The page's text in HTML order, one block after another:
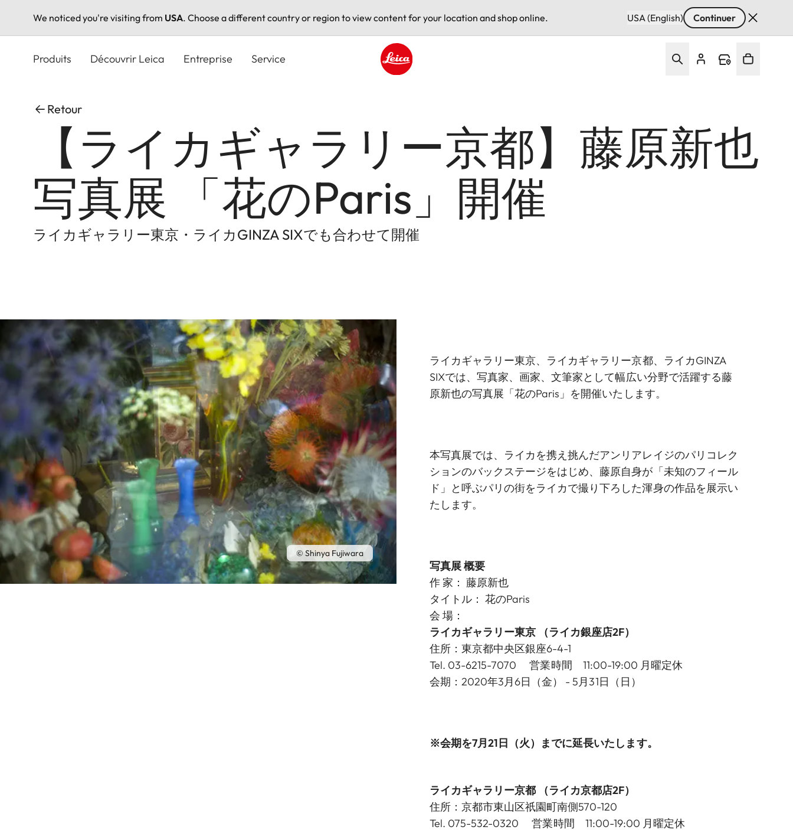
We noticed you're visiting from USA. Choose a different country or region to view content for your location and shop online. USA (English) Continuer
Produits Découvrir Leica Entreprise Service
Retour
【ライカギャラリー京都】藤原新也
写真展 「花のParis」開催
ライカギャラリー東京・ライカGINZA SIXでも合わせて開催
© Shinya Fujiwara
ライカギャラリー東京、 ライカギャラリー京都、
ライカGINZA
SIXでは、写真家、画家、文筆家として幅広い分野で活躍する藤
原新也の写真展「花のParis」を開催いたします。
本写真展では、ライカを携え挑んだアンリアレイジのパリコレク
ションのバックステージをはじめ、藤原自身が「未知のフィール
ド」と呼ぶパリの街をライカで撮り下ろした渾身の作品を展示い
たします。
写真展 概要
作 家： 藤原新也
タイトル： 花のParis
会 場：
ライカギャラリー東京 （ライカ銀座店2F）
住所：東京都中央区銀座6-4-1
Tel. 03-6215-7070 営業時間 11:00-19:00 月曜定休
会期：2020年3月6日（金） - 5月31日（日）
※会期を7月21日（火）までに延長いたします。
ライカギャラリー京都（ライカ京都店2F）
住所：京都市東山区祇園町南側570-120
Tel. 075-532-0320 営業時間 11:00-19:00 月曜定休